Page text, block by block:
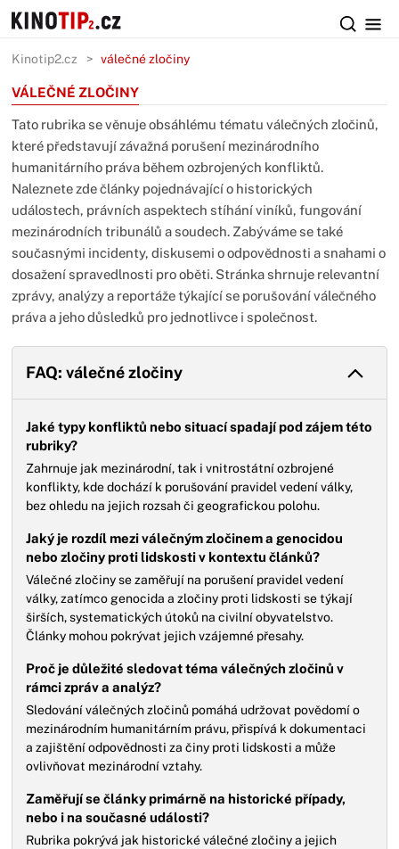
Kinotip2.cz válečné zločiny
VÁLEČNÉ ZLOČINY
Tato rubrika se věnuje obsáhlému tématu válečných zločinů,
které představují závažná porušení mezinárodního
humanitárního práva během ozbrojených konfliktů.
Naleznete zde články pojednávající o historických
událostech, právních aspektech stíhání viníků, fungování
mezinárodních tribunálů a soudech. Zabýváme se také
současnými incidenty, diskusemi o odpovědnosti a snahami o
dosažení spravedlnosti pro oběti. Stránka shrnuje relevantní
zprávy, analýzy a reportáže týkající se porušování válečného
práva a jeho důsledků pro jednotlivce i společnost.
FAQ: válečné zločiny
Jaké typy konfliktů nebo situací spadají pod zájem této
rubriky?
Zahrnuje jak mezinárodní, tak i vnitrostátní ozbrojené
konflikty, kde dochází k porušování pravidel vedení války,
bez ohledu na jejich rozsah či geografickou polohu.
Jaký je rozdíl mezi válečným zločinem a genocidou
nebo zločiny proti lidskosti v kontextu článků?
Válečné zločiny se zaměřují na porušení pravidel vedení
války, zatímco genocida a zločiny proti lidskosti se týkají
širších, systematických útoků na civilní obyvatelstvo.
Články mohou pokrývat jejich vzájemné přesahy.
Proč je důležité sledovat téma válečných zločinů v
rámci zpráv a analýz?
Sledování válečných zločinů pomáhá udržovat povědomí o
mezinárodním humanitárním právu, přispívá k dokumentaci
a zajištění odpovědnosti za činy proti lidskosti a může
ovlivňovat mezinárodní vztahy.
Zaměřují se články primárně na historické případy,
nebo i na současné události?
Rubrika pokrývá jak historické válečné zločiny a jejich